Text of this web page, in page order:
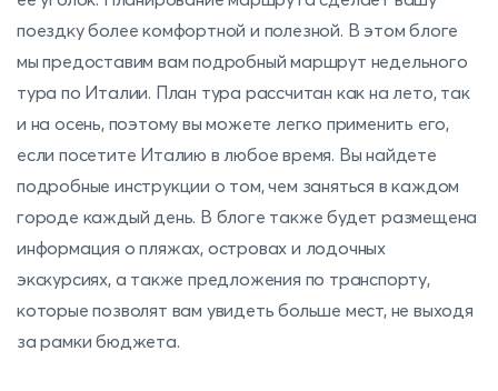
поездку более комфортной и полезной. В этом блоге
мы предоставим вам подробный маршрут недельного
тура по Италии. План тура рассчитан как на лето, так
и на осень, поэтому вы можете легко применить его,
если посетите Италию в любое время. Вы найдете
подробные инструкции о том, чем заняться в каждом
городе каждый день. В блоге также будет размещена
информация о пляжах, островах и лодочных
экскурсиях, а также предложения по транспорту,
которые позволят вам увидеть больше мест, не выходя
за рамки бюджета.